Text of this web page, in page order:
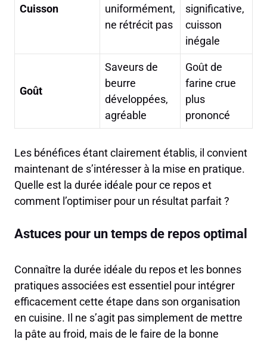
Cuisson
uniformément,
ne rétrécit pas
significative,
cuisson
inégale
Goût
Saveurs de
beurre
développées,
agréable
Goût de
farine crue
plus
prononcé
Les bénéfices étant clairement établis, il convient
maintenant de s’intéresser à la mise en pratique.
Quelle est la durée idéale pour ce repos et
comment l’optimiser pour un résultat parfait ?
Astuces pour un temps de repos optimal
Connaître la durée idéale du repos et les bonnes
pratiques associées est essentiel pour intégrer
efficacement cette étape dans son organisation
en cuisine. Il ne s’agit pas simplement de mettre
la pâte au froid, mais de le faire de la bonne